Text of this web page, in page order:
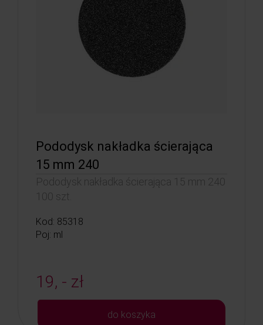
Pododysk nakładka ścierająca
15 mm 240
Pododysk nakładka ścierająca 15 mm 240
100 szt.
Kod: 85318
Poj: ml
19, - zł
do koszyka